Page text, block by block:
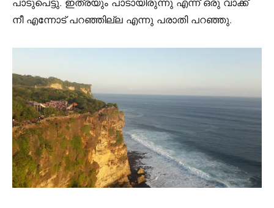
നീ എന്നോട് പറഞ്ഞില്ല എന്നു പരാതി പറഞ്ഞു.